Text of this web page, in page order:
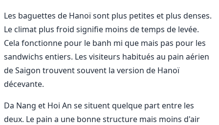
Les baguettes de Hanoï sont plus petites et plus denses.
Le climat plus froid signifie moins de temps de levée.
Cela fonctionne pour le banh mi que mais pas pour les
sandwichs entiers. Les visiteurs habitués au pain aérien
de Saigon trouvent souvent la version de Hanoï
décevante.
Da Nang et Hoi An se situent quelque part entre les
deux. Le pain a une bonne structure mais moins d'air